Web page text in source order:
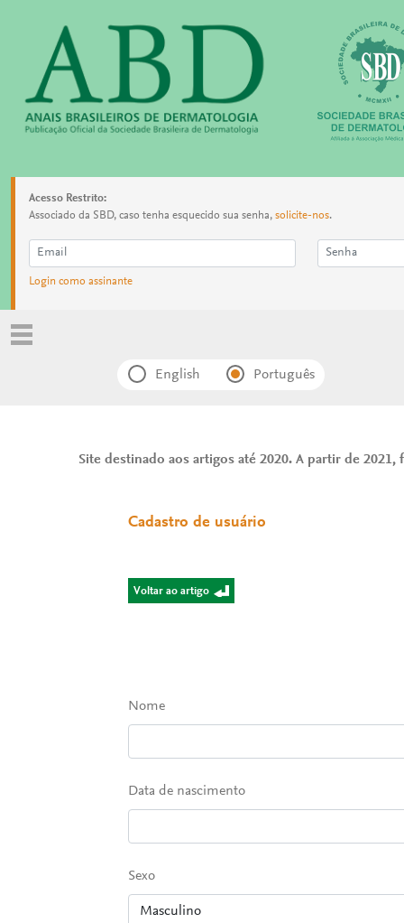
Acesso Restrito:
Associado da SBD, caso tenha esquecido sua senha, solicite-nos.
Login como assinante
English Português
Site destinado aos artigos até 2020. A partir de
Cadastro de usuário
Voltar ao artigo
Nome
Data de nascimento
Sexo